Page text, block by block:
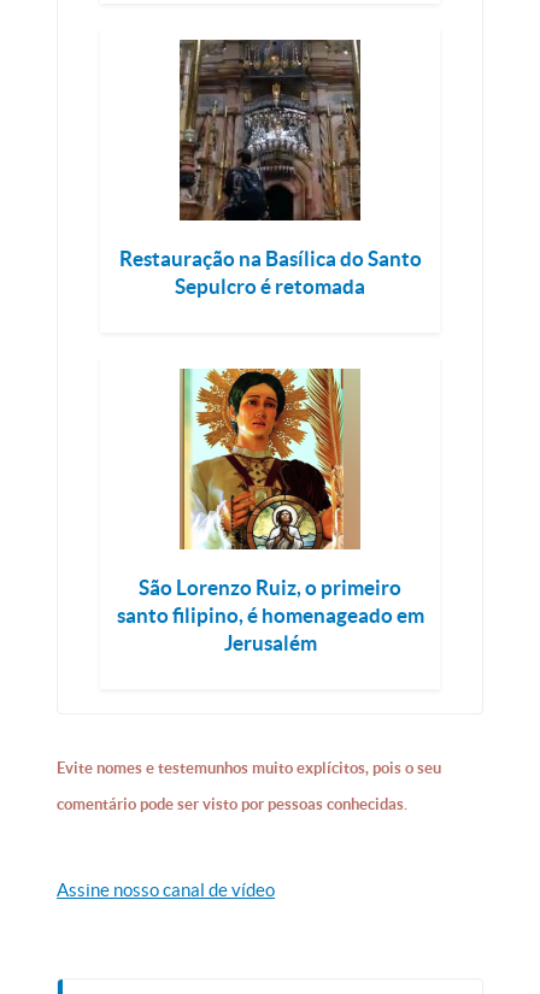
Restauração na Basílica do Santo
Sepulcro é retomada
São Lorenzo Ruiz, o primeiro
santo filipino, é homenageado em
Jerusalém
Evite nomes e testemunhos muito explícitos, pois o seu
comentário pode ser visto por pessoas conhecidas.
Assine nosso canal de vídeo